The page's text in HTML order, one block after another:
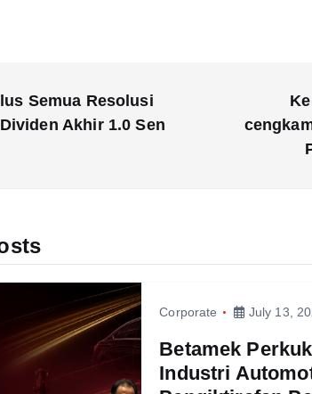
Semua Resolusi
Akhir 1.0 Sen
Corporate July 13,
Betamek
Industri